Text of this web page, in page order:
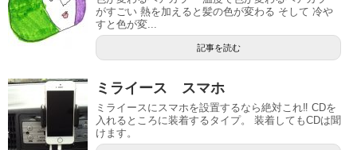
がすごい 熱を加えると髪の色が変わる そして 冷や
すと色が変...
記事を読む
ミライース スマホ
ミライースにスマホを設置するなら絶対これ‼️ CDを
入れるところに装着するタイプ。 装着してもCDは聞
けます。